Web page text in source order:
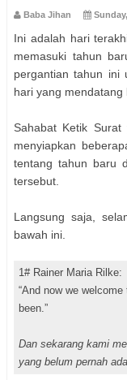
Baba Jihan
Ini adalah hari
memasuki tahun
pergantian tahun ini
hari yang mendatang
Sahabat Ketik
menyiapkan
tentang tahun baru
tersebut.
Langsung saja,
bawah ini.
1# Rainer Maria Rilke:
“And now we
been.”
Dan sekarang kami
yang belum pernah